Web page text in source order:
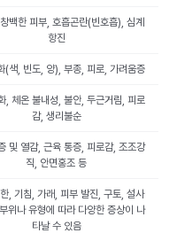
백한 피부, 호흡곤란(빈호흡), 심계
항진
(색, 빈도, 양), 부종, 피로, 가려움증
, 체온 불내성, 불안, 두근거림, 피로
감, 생리불순
및 열감, 근육 통증, 피로감, 조조강
직, 안면홍조 등
, 기침, 가래, 피부 발진, 구토, 설사
위나 유형에 따라 다양한 증상이 나
타날 수 있음